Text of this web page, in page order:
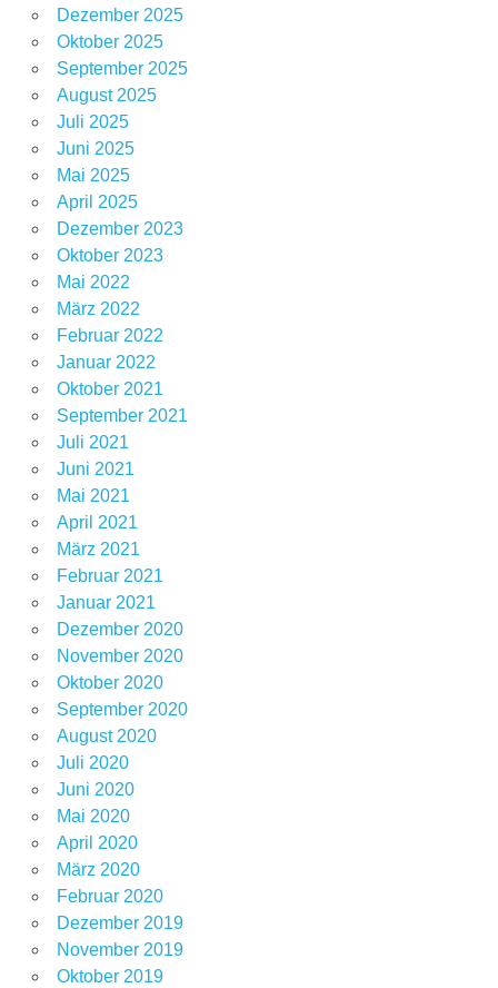
Dezember 2025
Oktober 2025
September 2025
August 2025
Juli 2025
Juni 2025
Mai 2025
April 2025
Dezember 2023
Oktober 2023
Mai 2022
März 2022
Februar 2022
Januar 2022
Oktober 2021
September 2021
Juli 2021
Juni 2021
Mai 2021
April 2021
März 2021
Februar 2021
Januar 2021
Dezember 2020
November 2020
Oktober 2020
September 2020
August 2020
Juli 2020
Juni 2020
Mai 2020
April 2020
März 2020
Februar 2020
Dezember 2019
November 2019
Oktober 2019